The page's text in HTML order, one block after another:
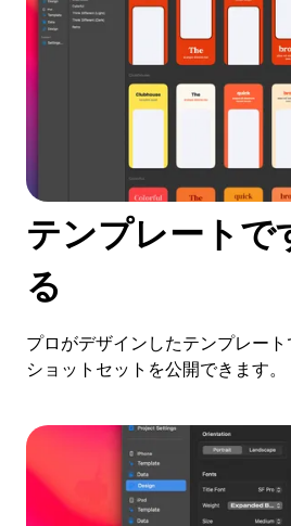
テンプレートで
る
プロがデザインしたテンプレー
ショットセットを公開できます。